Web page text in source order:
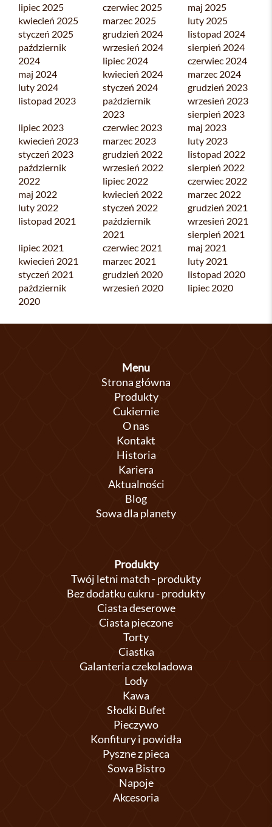
lipiec 2025
czerwiec 2025
maj 2025
kwiecień 2025
marzec 2025
luty 2025
styczeń 2025
grudzień 2024
listopad 2024
październik
2024
wrzesień 2024
sierpień 2024
lipiec 2024
czerwiec 2024
maj 2024
kwiecień 2024
marzec 2024
luty 2024
styczeń 2024
grudzień 2023
listopad 2023
październik
2023
wrzesień 2023
sierpień 2023
lipiec 2023
czerwiec 2023
maj 2023
kwiecień 2023
marzec 2023
luty 2023
styczeń 2023
grudzień 2022
listopad 2022
październik
2022
wrzesień 2022
sierpień 2022
lipiec 2022
czerwiec 2022
maj 2022
kwiecień 2022
marzec 2022
luty 2022
styczeń 2022
grudzień 2021
listopad 2021
październik
2021
wrzesień 2021
sierpień 2021
lipiec 2021
czerwiec 2021
maj 2021
kwiecień 2021
marzec 2021
luty 2021
styczeń 2021
grudzień 2020
listopad 2020
październik
2020
wrzesień 2020 lipiec 2020
Menu
Strona główna
Produkty
Cukiernie
O nas
Kontakt
Historia
Kariera
Aktualności
Blog
Sowa dla planety
Produkty
Twój letni match - produkty
Bez dodatku cukru - produkty
Ciasta deserowe
Ciasta pieczone
Torty
Ciastka
Galanteria czekoladowa
Lody
Kawa
Słodki Bufet
Pieczywo
Konfitury i powidła
Pyszne z pieca
Sowa Bistro
Napoje
Akcesoria